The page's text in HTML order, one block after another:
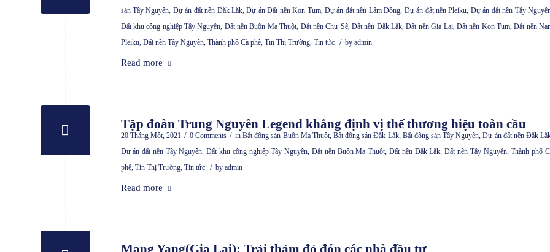
sản Tây Nguyên, Dự án đất nền Đăk Lăk,Dự án Đất nền Kon Tum,Dự án đất nền Lâm Đồng, Dự án đất nền Pleiku, Dự án đất nền Tây
Đất khu công nghiệp Tây Nguyên, Đất nền Buôn Ma Thuột, Đất nền Chư Sê, Đất nền Đăk Lắk,Đất nền Gia Lai, Đất nền Kon Tum,Đất nền
Pleiku, Đất nền Tây Nguyên, Thành phố Cà phê, Tin Thị Trường, Tin tức / by admin
Read more
Tập đoàn Trung Nguyên Legend khẳng định vị thế thương hiệu toàn cầu
20 Tháng Một, 2021 / 0 Comments / inBất động sản Buôn Ma Thuột, Bất động sản Đắk Lắk, Bất động sản Tây Nguyên,Dự án đất nền Đăk
Dự án đất nền Tây Nguyên,Đất khu công nghiệp Tây Nguyên,Đất nền Buôn Ma Thuột,Đất nền Đăk Lắk,Đất nền Tây Nguyên,Thành phố
phê, Tin Thị Trường, Tin tức / by admin
Read more